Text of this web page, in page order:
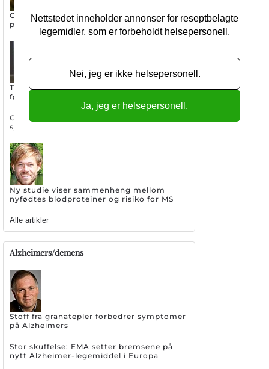
Covid-19 gir ikke mer symptomer for
pasienter med MS
Tidlige tegn på MS kan spores opp til ni år
før første symptom
Graviditet kan øke risikoen for psykisk
sykdom hos pasienter med MS
Ny studie viser sammenheng mellom
nyfødtes blodproteiner og risiko for MS
Alle artikler
Alzheimers/demens
Stoff fra granatepler forbedrer symptomer
på Alzheimers
Stor skuffelse: EMA setter bremsene på
nytt Alzheimer-legemiddel i Europa
Nettstedet inneholder annonser for reseptbelagte
legemidler, som er forbeholdt helsepersonell.
Nei, jeg er ikke helsepersonell.
Ja, jeg er helsepersonell.